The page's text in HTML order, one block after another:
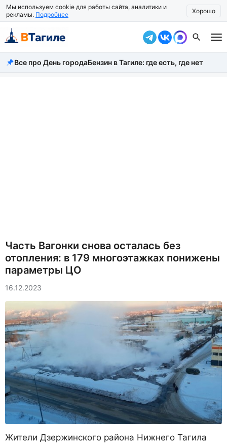
Мы используем cookie для работы сайта, аналитики и
рекламы. Подробнее Хорошо
Все новости
Все про День городаБензин в Тагиле: где есть, где нет
Часть Вагонки снова осталась без
отопления: в 179 многоэтажках понижены
параметры ЦО
16.12.2023
Жители Дзержинского района Нижнего Тагила